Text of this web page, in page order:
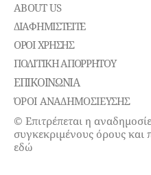
ABOUT US
ΔΙΑΦΗΜΙΣΤΕΊΤΕ
ΌΡΟΙ ΧΡΉΣΗΣ
ΠΟΛΙΤΙΚΉ ΑΠΟΡΡΉΤΟΥ
ΕΠΙΚΟΙΝΩΝΊΑ
ΌΡΟΙ ΑΝΑΔΗΜΟΣΙΕΥΣΗΣ
© Επιτρέπεται η
συγκεκριμένους όρους και
εδώ